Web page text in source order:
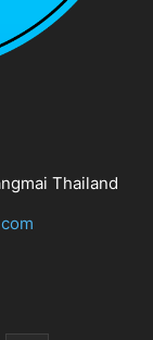
Thailand